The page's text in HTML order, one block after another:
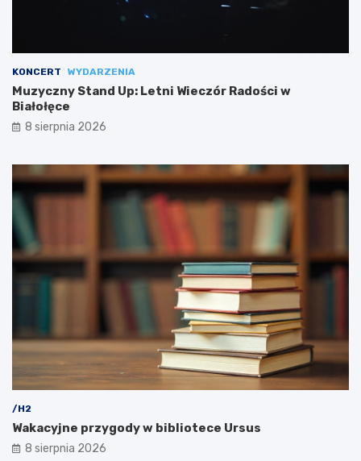
KONCERT WYDARZENIA
Muzyczny Stand Up: Letni Wieczór Radości w
Białołęce
8 sierpnia 2026
/H2
Wakacyjne przygody w bibliotece Ursus
8 sierpnia 2026